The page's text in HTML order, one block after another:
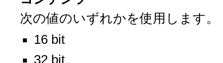
次の値のいずれかを使用します。
16 bit
32 bit